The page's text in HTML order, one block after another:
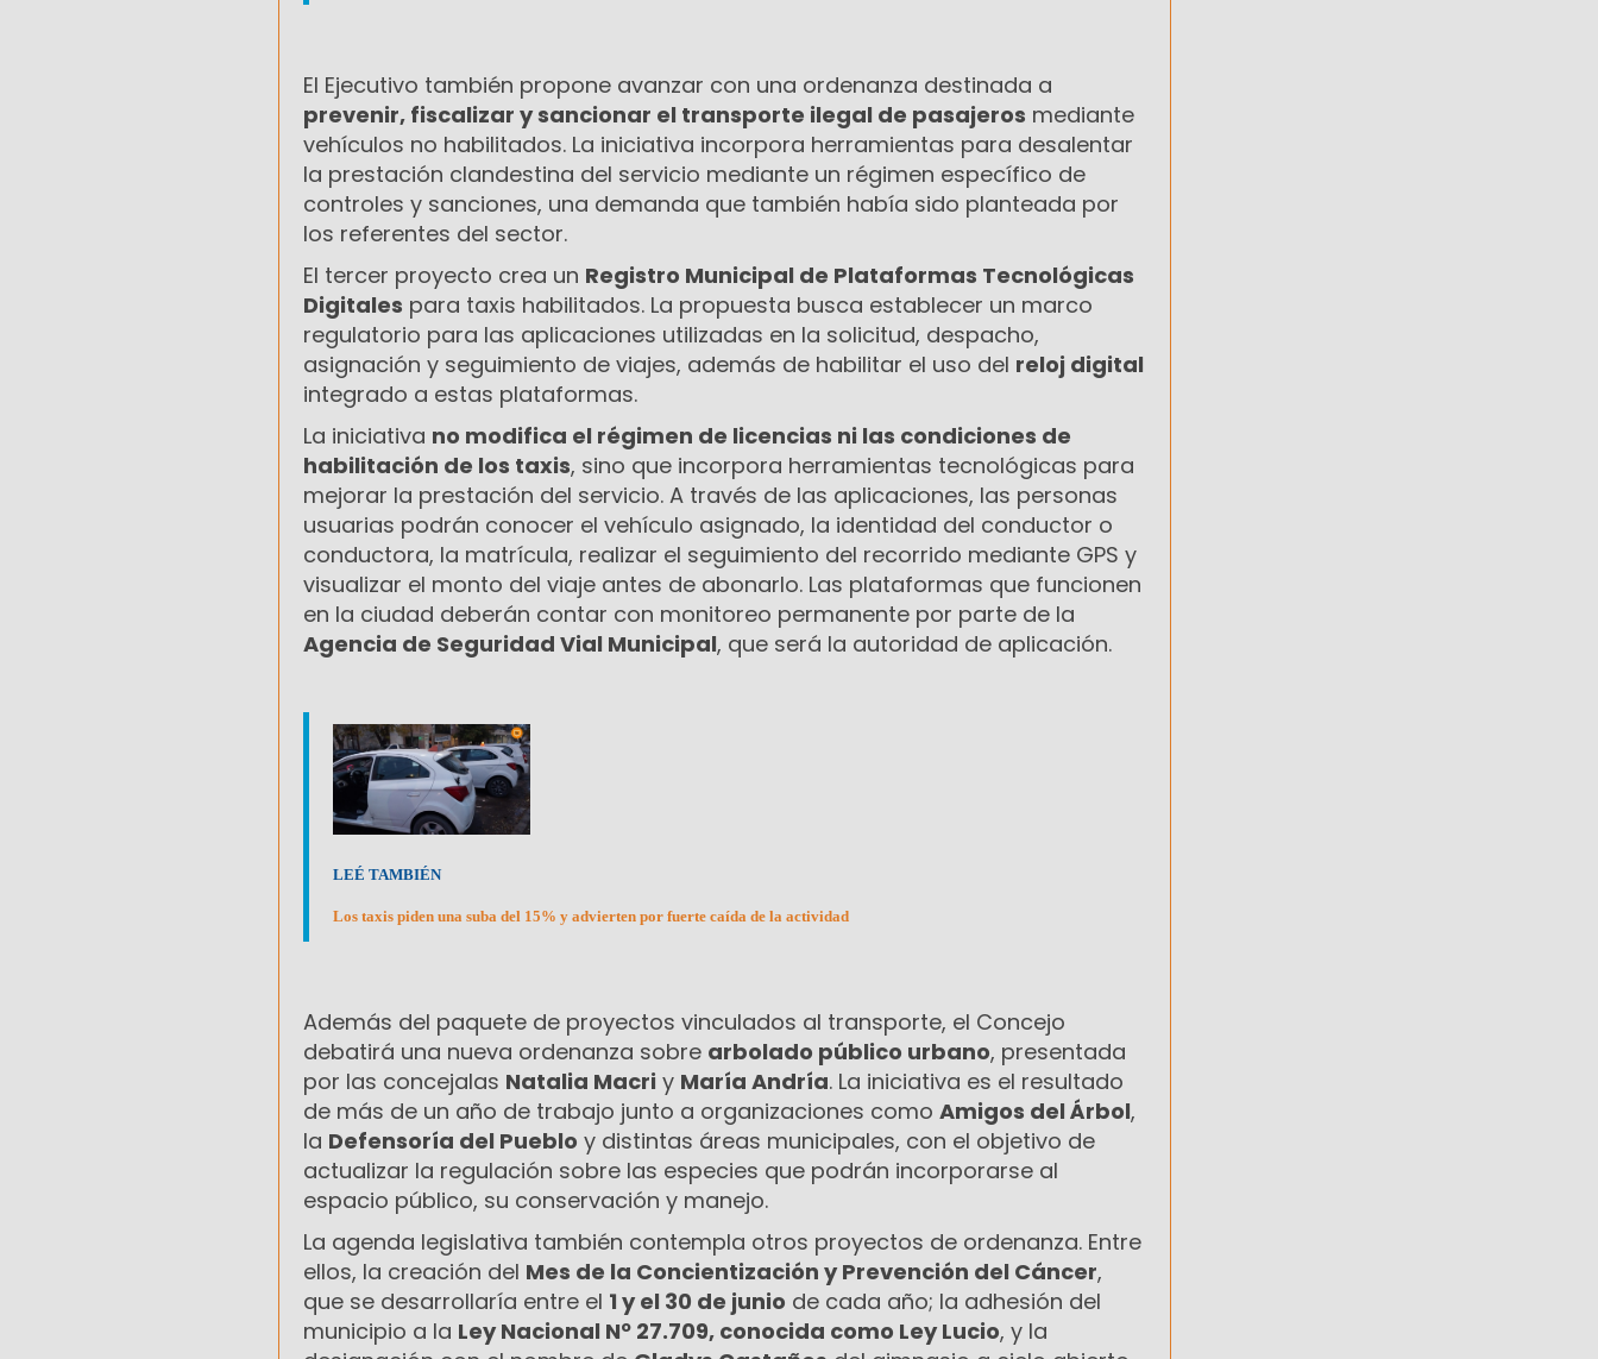
El Ejecutivo también propone avanzar con una ordenanza destinada a
prevenir, fiscalizar y sancionar el transporte ilegal de pasajeros mediante
vehículos no habilitados. La iniciativa incorpora herramientas para desalentar
la prestación clandestina del servicio mediante un régimen específico de
controles y sanciones, una demanda que también había sido planteada por
los referentes del sector.
El tercer proyecto crea un Registro Municipal de Plataformas Tecnológicas
Digitales para taxis habilitados. La propuesta busca establecer un marco
regulatorio para las aplicaciones utilizadas en la solicitud, despacho,
asignación y seguimiento de viajes, además de habilitar el uso del reloj digital
integrado a estas plataformas.
La iniciativa no modifica el régimen de licencias ni las condiciones de
habilitación de los taxis, sino que incorpora herramientas tecnológicas para
mejorar la prestación del servicio. A través de las aplicaciones, las personas
usuarias podrán conocer el vehículo asignado, la identidad del conductor o
conductora, la matrícula, realizar el seguimiento del recorrido mediante GPS y
visualizar el monto del viaje antes de abonarlo. Las plataformas que funcionen
en la ciudad deberán contar con monitoreo permanente por parte de la
Agencia de Seguridad Vial Municipal, que será la autoridad de aplicación.
LEÉ TAMBIÉN
Los taxis piden una suba del 15% y advierten por fuerte caída de la actividad
Además del paquete de proyectos vinculados al transporte, el Concejo
debatirá una nueva ordenanza sobre arbolado público urbano, presentada
por las concejalas Natalia Macri y María Andría. La iniciativa es el resultado
de más de un año de trabajo junto a organizaciones como Amigos del Árbol,
la Defensoría del Pueblo y distintas áreas municipales, con el objetivo de
actualizar la regulación sobre las especies que podrán incorporarse al
espacio público, su conservación y manejo.
La agenda legislativa también contempla otros proyectos de ordenanza. Entre
ellos, la creación del Mes de la Concientización y Prevención del Cáncer,
que se desarrollaría entre el 1 y el 30 de junio de cada año; la adhesión del
municipio a la Ley Nacional Nº 27.709, conocida como Ley Lucio, y la